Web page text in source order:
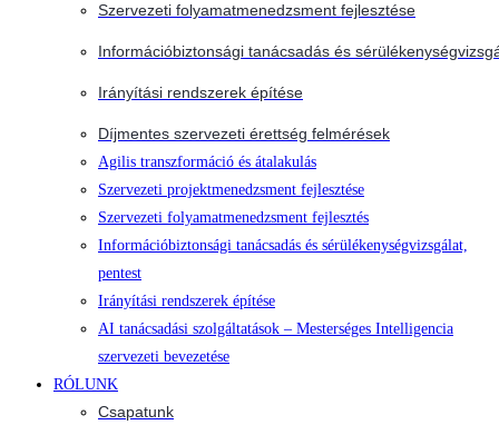
Szervezeti folyamatmenedzsment fejlesztése
Információbiztonsági tanácsadás és
Irányítási rendszerek építése
Díjmentes szervezeti érettség felmérések
Agilis transzformáció és átalakulás
Szervezeti projektmenedzsment fejlesztése
Szervezeti folyamatmenedzsment fejlesztés
Információbiztonsági tanácsadás és sérülékenységvizsgálat,
pentest
Irányítási rendszerek építése
AI tanácsadási szolgáltatások – Mesterséges Intelligencia
szervezeti bevezetése
RÓLUNK
Csapatunk